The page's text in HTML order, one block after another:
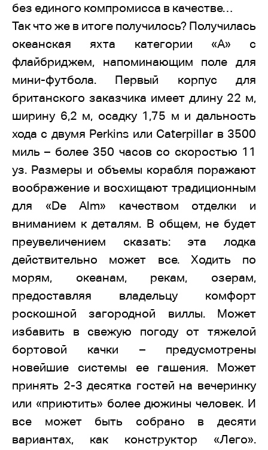
без единого компромисса в качестве…
Так что же в итоге получилось? Получилась
океанская яхта категории «А» с
флайбриджем, напоминающим поле для
мини-футбола. Первый корпус для
британского заказчика имеет длину 22 м,
ширину 6,2 м, осадку 1,75 м и дальность
хода с двумя Perkins или Caterpillar в 3500
миль – более 350 часов со скоростью 11
уз. Размеры и объемы корабля поражают
воображение и восхищают традиционным
для «De Alm» качеством отделки и
вниманием к деталям. В общем, не будет
преувеличением сказать: эта лодка
действительно может все. Ходить по
морям, океанам, рекам, озерам,
предоставляя владельцу комфорт
роскошной загородной виллы. Может
избавить в свежую погоду от тяжелой
бортовой качки – предусмотрены
новейшие системы ее гашения. Может
принять 2-3 десятка гостей на вечеринку
или «приютить» более дюжины человек. И
все может быть собрано в десяти
вариантах, как конструктор «Лего».